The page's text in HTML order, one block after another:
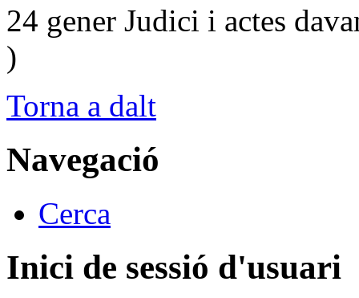
24 gener Judici i actes
)
Torna a dalt
Navegació
Cerca
Inici de sessió d'usuari